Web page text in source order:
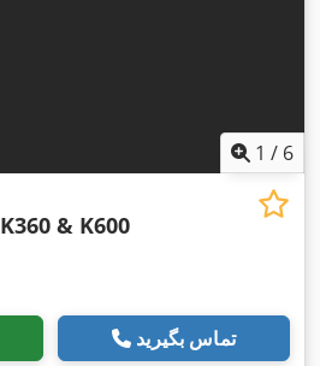
1 / 6
K360 & K600
تماس بگیرید